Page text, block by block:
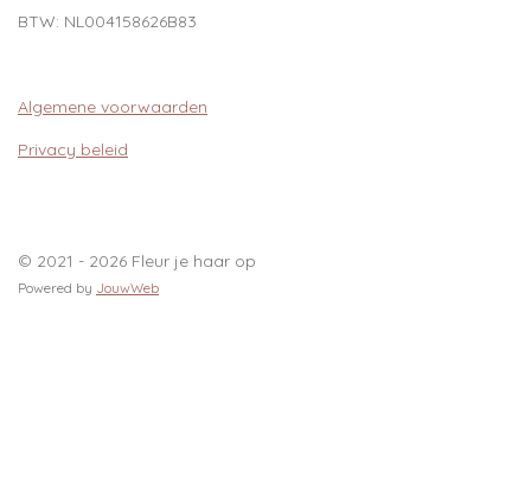
BTW: NL004158626B83
Algemene voorwaarden
Privacy beleid
© 2021 - 2026 Fleur je haar op
Powered by JouwWeb